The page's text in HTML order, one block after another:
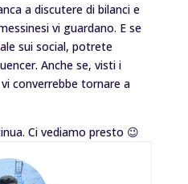
a discutere di bilanci e
vi guardano. E se
sui social, potrete
Anche se, visti i
converrebbe tornare a
Ci vediamo presto 😉